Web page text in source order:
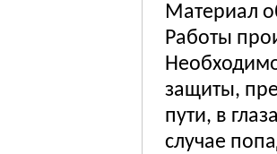
Материал
Работы
защиты,
пути, в
случае